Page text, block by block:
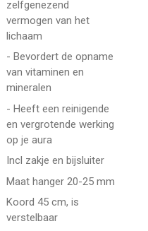
zelfgenezend
vermogen van het
lichaam
- Bevordert de opname
van vitaminen en
mineralen
- Heeft een reinigende
en vergrotende werking
op je aura
Incl zakje en bijsluiter
Maat hanger 20-25 mm
Koord 45 cm, is
verstelbaar